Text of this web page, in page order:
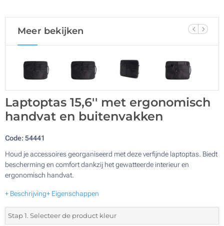
Meer bekijken
Laptoptas 15,6'' met ergonomisch
handvat en buitenvakken
Code:54441
Houd je accessoires georganiseerd met deze verfijnde laptoptas. Biedt
bescherming en comfort dankzij het gewatteerde interieur en
ergonomisch handvat.
+ Beschrijving+ Eigenschappen
Stap 1. Selecteer de product kleur